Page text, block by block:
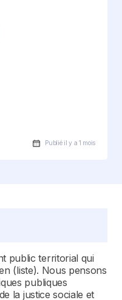
Publié il y a 1 mois
public territorial qui
(liste). Nous pensons
publiques
la justice sociale et